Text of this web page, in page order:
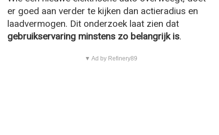
er goed aan verder te kijken dan actieradius en
laadvermogen. Dit onderzoek laat zien dat
gebruikservaring minstens zo belangrijk is.
▼ Ad by Refinery89